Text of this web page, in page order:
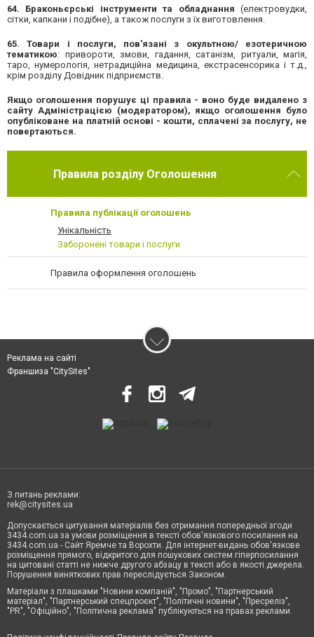
64. Браконьєрські інструменти та обладнання (електровудки,
сітки, капкани і подібне), а також послуги з їх виготовлення.
65. Товари і послуги, пов'язані з окультною/ езотеричною
тематикою: привороти, змови, гадання, сатанізм, ритуали, магія,
таро, нумерологія, нетрадиційна медицина, екстрасенсорика і т.д.,
крім розділу Довідник підприємств.
Якщо оголошення порушує ці правила - воно буде видалено з
сайту Адміністрацією (модератором), якщо оголошення було
опубліковане на платній основі - кошти, сплачені за послугу, не
повертаються.
Правила розділу Оголошення
Правила публікації оголошень
Унікальність
Заборонені товари і послуги
Правила оформлення оголошень
Реклама на сайті
Франшиза "CitySites"
З питань реклами:
rek@citysites.ua
Допускається цитування матеріалів без отримання попередньої згоди
3434.com.ua за умови розміщення в тексті обов'язкового посилання на
3434.com.ua - Сайт Яремче та Ворохти. Для інтернет-видань обов'язкове
розміщення прямого, відкритого для пошукових систем гіперпосилання
на цитовані статті не нижче другого абзацу в тексті або в якості джерела.
Порушення виняткових прав переслідується Законом.
Матеріали з плашками "Новини компаній", "Промо", "Партнерський
матеріал", "Партнерський спецпроєкт", "Політичні новини", "Пресреліз",
"PR", "Офіційно", "Політична реклама" публікуються на правах реклами.